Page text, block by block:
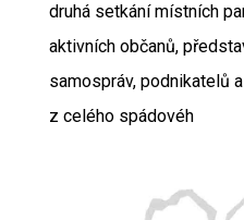
druhá setkání místních
aktivních občanů,
samospráv, podnikatelů
z celého spádovéh